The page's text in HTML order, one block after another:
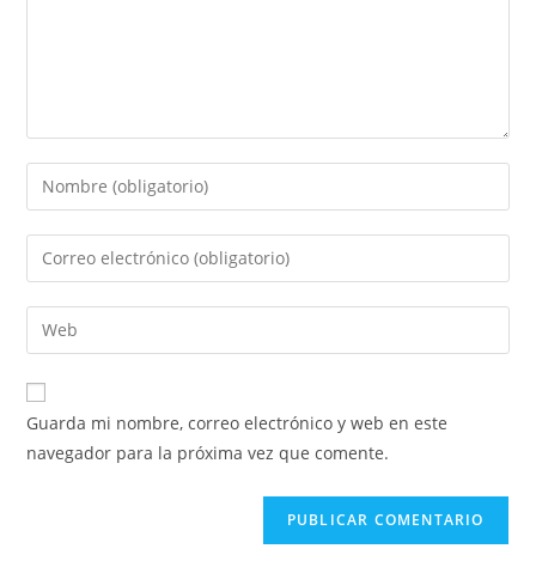
Introduce
tu
nombre
de
usuario
para
comentar
Introduce
tu
dirección
de
electrónico
para
comentar
Introduce
la
URL
de
Guarda mi nombre, correo electrónico y web en este
navegador para la próxima vez que comente.